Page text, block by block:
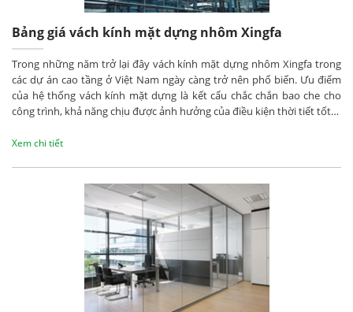
Bảng giá vách kính mặt dựng nhôm Xingfa
Trong những năm trở lại đây vách kính mặt dựng nhôm Xingfa trong
các dự án cao tầng ở Việt Nam ngày càng trở nên phổ biến. Ưu điểm
của hệ thống vách kính mặt dựng là kết cấu chắc chắn bao che cho
công trình, khả năng chịu được ảnh hưởng của điều kiện thời tiết tốt…
Xem chi tiết